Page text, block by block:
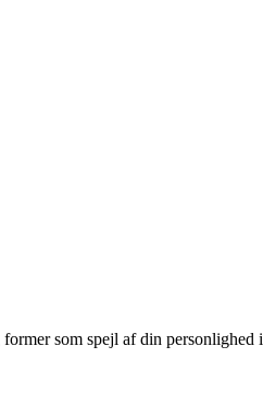
som spejl af din personlighed i